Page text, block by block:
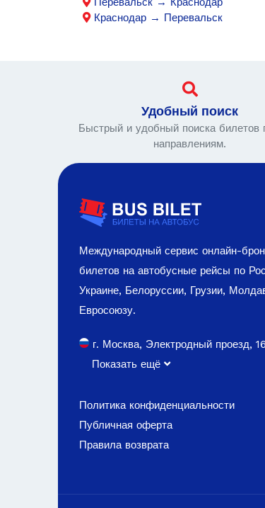
Краснодар → Перевальск
Удобный поиск
Быстрый и удобный поиска билетов
направлениям.
Международный сервис онлайн-
билетов на автобусные рейсы по
Украине, Белоруссии, Грузии,
Евросоюзу.
г. Москва, Электродный проезд, 16
Показать ещё
Политика конфиденциальности
Публичная оферта
Правила возврата